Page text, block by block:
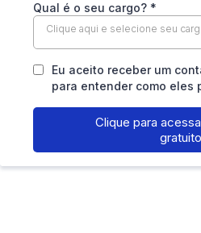
Qual é o seu cargo? *
Clique aqui e selecione seu
Eu aceito receber um
para entender como eles
Clique para
gratuito